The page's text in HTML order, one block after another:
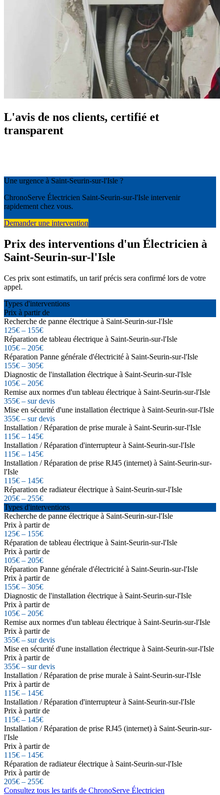
L'avis de nos clients, certifié et
transparent
Une urgence à Saint-Seurin-sur-l'Isle ?
ChronoServe Électricien Saint-Seurin-sur-l'Isle intervenir
rapidement chez vous.
Demander une intervention
Prix des interventions d'un Électricien à
Saint-Seurin-sur-l'Isle
Ces prix sont estimatifs, un tarif précis sera confirmé lors de votre
appel.
Types d'interventions
Prix à partir de
Recherche de panne électrique à Saint-Seurin-sur-l'Isle
125€ – 155€
Réparation de tableau électrique à Saint-Seurin-sur-l'Isle
105€ – 205€
Réparation Panne générale d'électricité à Saint-Seurin-sur-l'Isle
155€ – 305€
Diagnostic de l'installation électrique à Saint-Seurin-sur-l'Isle
105€ – 205€
Remise aux normes d'un tableau électrique à Saint-Seurin-sur-l'Isle
355€ – sur devis
Mise en sécurité d'une installation électrique à Saint-Seurin-sur-l'Isle
355€ – sur devis
Installation / Réparation de prise murale à Saint-Seurin-sur-l'Isle
115€ – 145€
Installation / Réparation d'interrupteur à Saint-Seurin-sur-l'Isle
115€ – 145€
Installation / Réparation de prise RJ45 (internet) à Saint-Seurin-sur-
l'Isle
115€ – 145€
Réparation de radiateur électrique à Saint-Seurin-sur-l'Isle
205€ – 255€
Types d'interventions
Recherche de panne électrique à Saint-Seurin-sur-l'Isle
Prix à partir de
125€ – 155€
Réparation de tableau électrique à Saint-Seurin-sur-l'Isle
Prix à partir de
105€ – 205€
Réparation Panne générale d'électricité à Saint-Seurin-sur-l'Isle
Prix à partir de
155€ – 305€
Diagnostic de l'installation électrique à Saint-Seurin-sur-l'Isle
Prix à partir de
105€ – 205€
Remise aux normes d'un tableau électrique à Saint-Seurin-sur-l'Isle
Prix à partir de
355€ – sur devis
Mise en sécurité d'une installation électrique à Saint-Seurin-sur-l'Isle
Prix à partir de
355€ – sur devis
Installation / Réparation de prise murale à Saint-Seurin-sur-l'Isle
Prix à partir de
115€ – 145€
Installation / Réparation d'interrupteur à Saint-Seurin-sur-l'Isle
Prix à partir de
115€ – 145€
Installation / Réparation de prise RJ45 (internet) à Saint-Seurin-sur-
l'Isle
Prix à partir de
115€ – 145€
Réparation de radiateur électrique à Saint-Seurin-sur-l'Isle
Prix à partir de
205€ – 255€
Consultez tous les tarifs de ChronoServe Électricien